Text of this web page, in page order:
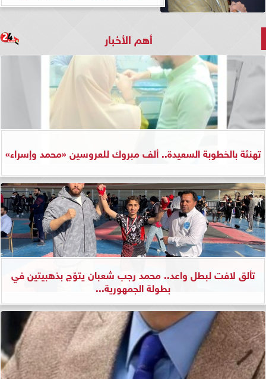
أهم الأخبار
تهنئة بالخطوبة السعيدة.. ألف مبروك للعروسين «محمد وإسراء»
تألق لافت لبطل واعد.. محمد رجب شعبان يتوّج بذهبيتين في
بطولة الجمهورية...